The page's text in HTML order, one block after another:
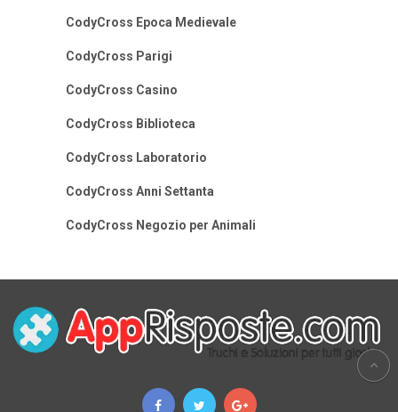
CodyCross Epoca Medievale
CodyCross Parigi
CodyCross Casino
CodyCross Biblioteca
CodyCross Laboratorio
CodyCross Anni Settanta
CodyCross Negozio per Animali